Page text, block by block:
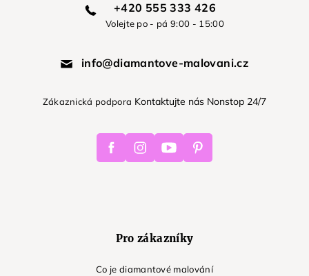
+420 555 333 426
Volejte po - pá 9:00 - 15:00
info@diamantove-malovani.cz
Zákaznická podpora Kontaktujte nás Nonstop 24/7
FacebookInstagramYoutube Pinterest
Pro zákazníky
Co je diamantové malování